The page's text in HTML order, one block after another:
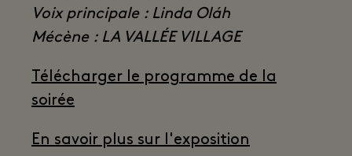
Voix principale : Linda Oláh
Mécène : LA VALLÉE VILLAGE
Télécharger le programme de la
soirée
En savoir plus sur l'exposition